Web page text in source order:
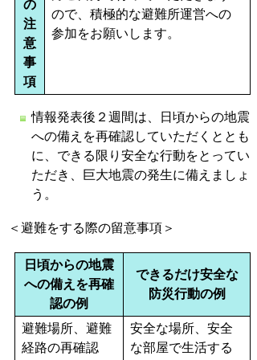
の
注
意
事
項
ので、積極的な避難所運営への
参加をお願いします。
情報発表後２週間は、日頃からの地震
への備えを再確認していただくととも
に、できる限り安全な行動をとってい
ただき、巨大地震の発生に備えましょ
う。
＜避難をする際の留意事項＞
日頃からの地震
への備えを再確
認の例
できるだけ安全な
防災行動の例
避難場所、避難
経路の再確認
安全な場所、安全
な部屋で生活する